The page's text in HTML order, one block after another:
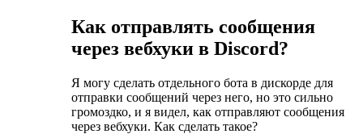
Как отправлять сообщения
через вебхуки в Discord?
Я могу сделать отдельного бота в дискорде для
отправки сообщений через него, но это сильно
громоздко, и я видел, как отправляют сообщения
через вебхуки. Как сделать такое?